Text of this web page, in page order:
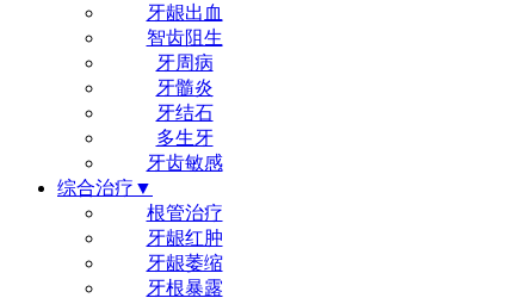
牙龈出血
智齿阻生
牙周病
牙髓炎
牙结石
多生牙
牙齿敏感
综合治疗▼
根管治疗
牙龈红肿
牙龈萎缩
牙根暴露